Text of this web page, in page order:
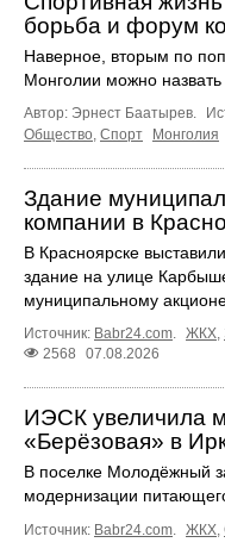
борьба и форум
Наверное, вторым по
Монголии можно
Автор: Эрнест Баатырев.
Общество Спорт Монголия
Здание
компании в
В Красноярске
здание на улице
муниципальному
Источник: Babr24.com ЖКХ
2568
07.08.2026
ИЭСК увеличила
«Берёзовая» в
В поселке Молодёжный
модернизации
Источник: Babr24.com ЖКХ